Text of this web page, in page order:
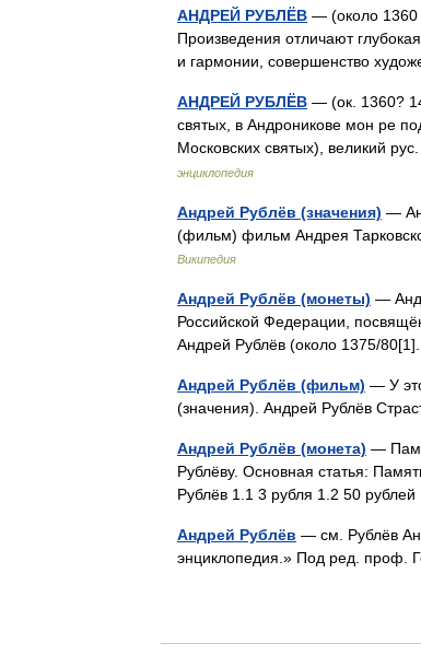
АНДРЕЙ РУБЛЁВ — (около 1360
Произведения отличают
и гармонии, совершенство
АНДРЕЙ РУБЛЁВ — (ок. 1360?
святых, в Андроникове мон ре
Московских святых), великий
энциклопедия
Андрей Рублёв (значения) —
(фильм) фильм Андрея
Википедия
Андрей Рублёв (монеты) —
Российской Федерации,
Андрей Рублёв (около 1375/
Андрей Рублёв (фильм) — У
(значения). Андрей Рублёв
Андрей Рублёв (монета) —
Рублёву. Основная статья:
Рублёв 1.1 3 рубля 1.2 50
Андрей Рублёв — см. Рублёв
энциклопедия.» Под ред.